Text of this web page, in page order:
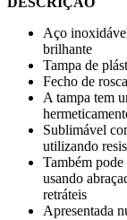
Aço
brilhante
Tampa de
Fecho de
A tampa tem
Sublimável
utilizando
Também
usando
retráteis
Apresentada